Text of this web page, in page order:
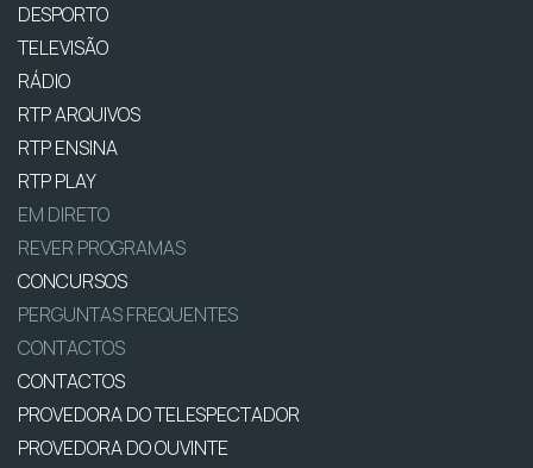
DESPORTO
TELEVISÃO
RÁDIO
RTP ARQUIVOS
RTP ENSINA
RTP PLAY
EM DIRETO
REVER PROGRAMAS
CONCURSOS
PERGUNTAS FREQUENTES
CONTACTOS
CONTACTOS
PROVEDORA DO TELESPECTADOR
PROVEDORA DO OUVINTE